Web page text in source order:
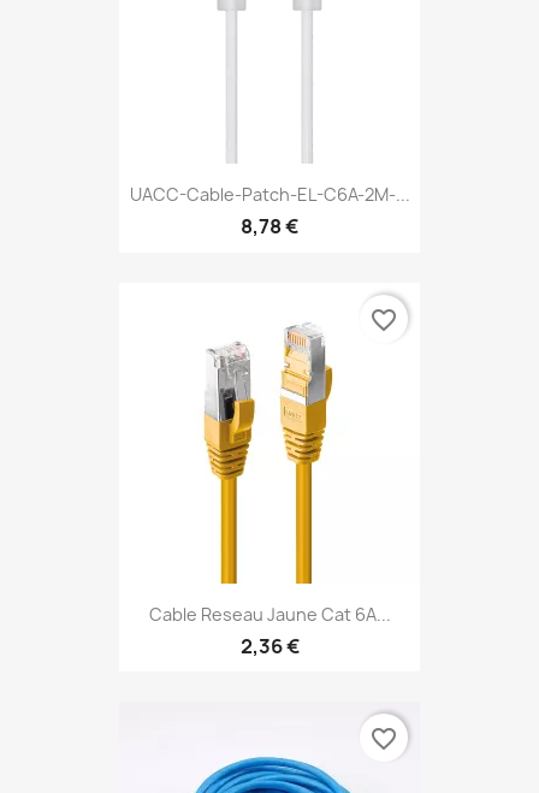
UACC-Cable-Patch-EL-C6A-2M-...
8,78 €
Cable Reseau Jaune Cat 6A...
2,36 €
favorite_border
favorite_border